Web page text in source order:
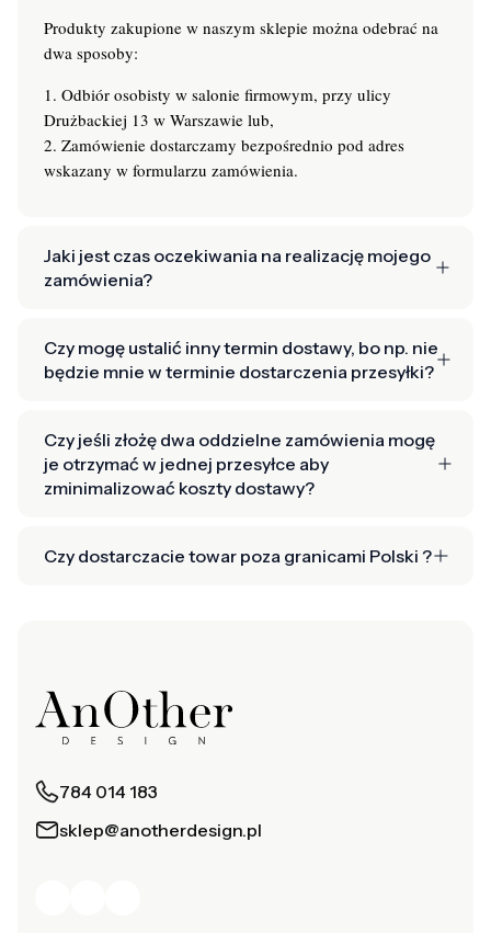
Produkty zakupione w naszym sklepie można odebrać na
dwa sposoby:
1. Odbiór osobisty w salonie firmowym, przy ulicy
Drużbackiej 13 w Warszawie lub,
2. Zamówienie dostarczamy bezpośrednio pod adres
wskazany w formularzu zamówienia.
Jaki jest czas oczekiwania na realizację mojego
zamówienia?
Czy mogę ustalić inny termin dostawy, bo np. nie
będzie mnie w terminie dostarczenia przesyłki?
Czy jeśli złożę dwa oddzielne zamówienia mogę
je otrzymać w jednej przesyłce aby
zminimalizować koszty dostawy?
Czy dostarczacie towar poza granicami Polski ?
784 014 183
sklep@anotherdesign.pl